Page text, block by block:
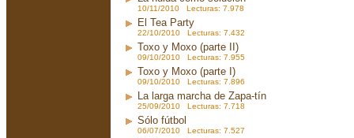
10/11/2010 Lecturas: 7.978
El Tea Party
22/10/2010 Lecturas: 7.432
Toxo y Moxo (parte II)
09/10/2010 Lecturas: 7.955
Toxo y Moxo (parte I)
09/10/2010 Lecturas: 7.896
La larga marcha de Zapa-tín
25/09/2010 Lecturas: 7.718
Sólo fútbol
06/07/2010 Lecturas: 7.527